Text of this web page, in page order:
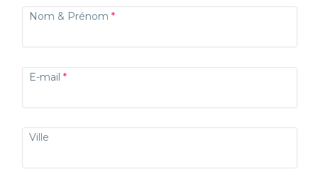
Nom & Prénom
E-mail
Ville